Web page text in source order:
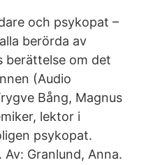
och psykopat –
berörda av
berättelse om det
(Audio
Bång, Magnus
lektor i
psykopat.
Granlund, Anna.